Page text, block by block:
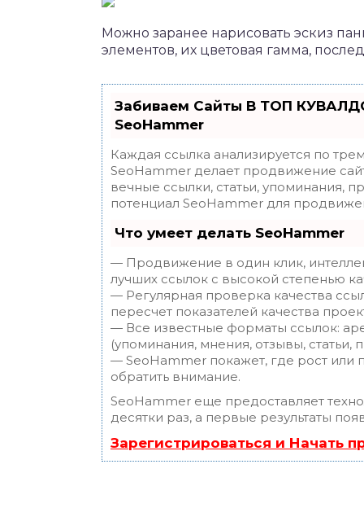
Можно заранее нарисовать эскиз
элементов, их цветовая гамма,
Забиваем Сайты В ТОП
SeoHammer
Каждая ссылка анализируется по
SeoHammer делает продвижение
вечные ссылки, статьи, упоминания,
потенциал SeoHammer для
Что умеет делать SeoHammer
— Продвижение в один клик,
лучших ссылок с высокой степенью
— Регулярная проверка качества
пересчет показателей качества
— Все известные форматы ссылок:
(упоминания, мнения, отзывы, статьи,
— SeoHammer покажет, где рост или
обратить внимание.
SeoHammer еще предоставляет
десятки раз, а первые результаты
Зарегистрироваться и Начать